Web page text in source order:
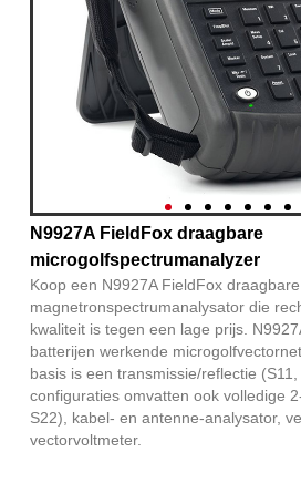
N9927A FieldFox draagbare
microgolfspectrumanalyzer
Koop een N9927A FieldFox draagbare
magnetronspectrumanalysator die
kwaliteit is tegen een lage prijs.
batterijen werkende
basis is een transmissie/reflectie (S11,
configuraties omvatten ook volledige
S22), kabel- en antenne-analysator,
vectorvoltmeter.